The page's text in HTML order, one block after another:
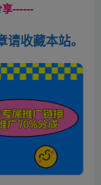
------
收藏本站。